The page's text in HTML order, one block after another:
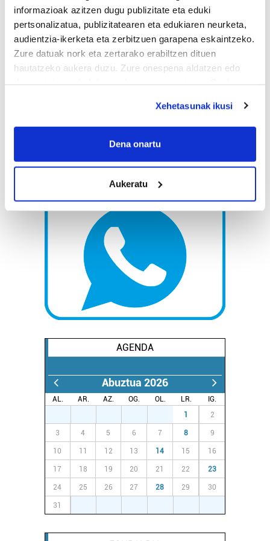
informazioak azitzen dugu publizitate eta eduki
pertsonalizatua, publizitatearen eta edukiaren neurketa,
audientzia-ikerketa eta zerbitzuen garapena eskaintzeko.
Zure datuak nork eta zertarako erabiltzen dituen
hautatzeko aukera duzu. Zure onespena aldatzen edo
If you allow, we would also like to:
Collect information about your geographical
meters
Identify your device by actively scanning it for
specific characteristics (fingerprinting)
Find out more about how your personal data is processed
and set your preferences in the
details section
Guk eta gure bazkideek zure datu pertsonalak
prozesatzen ditugu, zure IP zenbakia, besteak beste,
teknologia erabiliz, cookieak adibidez, iragarki eta eduki
pertsonalizatuak eskaintzeko, iragarkiak eta edukia
neurtzeko, jendeari buruzko informazioa biltzeko eta
erabiltzen dituen hauta dezakezu.
Bazkide batzuek ez dizute baimenik eskatzen, eta beren
interes komertzial legitimoetan babesten dira. Ikusi gure
bazkideen zerrenda, beren ustez zein helburutarako
duten interes legitimoa eta horren aurka nola egin
dezakezun ikusteko.
Lortu zure datu pertsonalak prozesatzeko moduari
buruzko informazio gehiago eta ezarri zure lehentasunak
datuen atalean. Edozein unetan alda edo ken dezakezu
zure baimena Cookieen adierazpenean.
Webgune honek cookie propioak eta hirugarrenen cookie-
Xehetasunak ikusi
Dena onartu
Aukeratu
AGENDA
Abuztua 2026
AL. AR. AZ. OG. OL. LR.
IG.
1 2
3 4 5 6 7 8 9
10 11 12 13 14 15 16
17 18 19 20 21 22 23
24 25 26 27 28 29 30
31